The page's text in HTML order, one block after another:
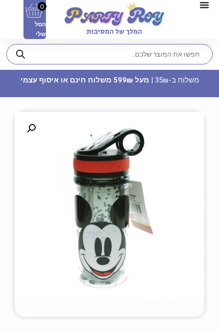
בלון מיילר 26 - תפוז
24.90₪
0
הסל
שלי
משלוח ב-35₪ | מעל 599₪ משלוח חינם או איסוף עצמי